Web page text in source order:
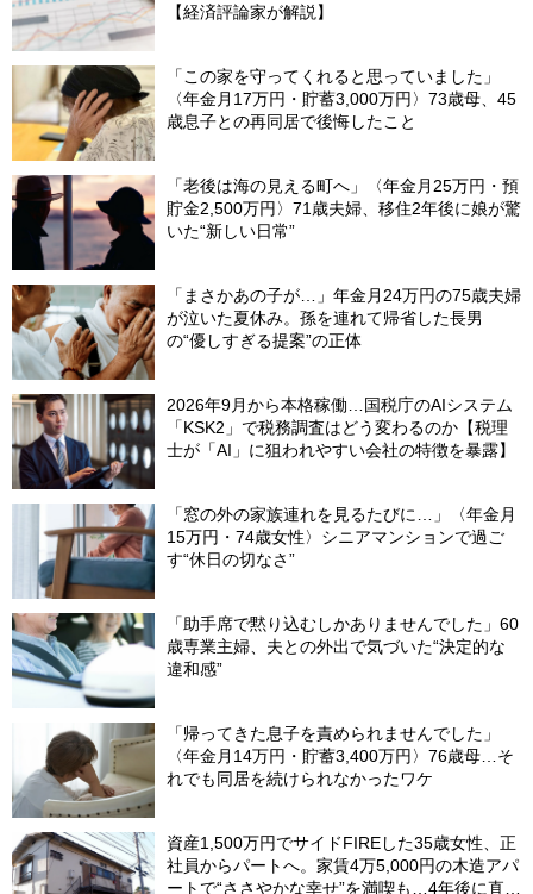
【経済評論家が解説】
「この家を守ってくれると思っていました」
〈年金月17万円・貯蓄3,000万円〉73歳母、45
歳息子との再同居で後悔したこと
「老後は海の見える町へ」〈年金月25万円・預
貯金2,500万円〉71歳夫婦、移住2年後に娘が驚
いた“新しい日常”
「まさかあの子が…」年金月24万円の75歳夫婦
が泣いた夏休み。孫を連れて帰省した長男
の“優しすぎる提案”の正体
2026年9月から本格稼働…国税庁のAIシステム
「KSK2」で税務調査はどう変わるのか【税理
士が「AI」に狙われやすい会社の特徴を暴露】
「窓の外の家族連れを見るたびに…」〈年金月
15万円・74歳女性〉シニアマンションで過ご
す“休日の切なさ”
「助手席で黙り込むしかありませんでした」60
歳専業主婦、夫との外出で気づいた“決定的な
違和感”
「帰ってきた息子を責められませんでした」
〈年金月14万円・貯蓄3,400万円〉76歳母…そ
れでも同居を続けられなかったワケ
資産1,500万円でサイドFIREした35歳女性、正
社員からパートへ。家賃4万5,000円の木造アパ
ートで“ささやかな幸せ”を満喫も…4年後に直面